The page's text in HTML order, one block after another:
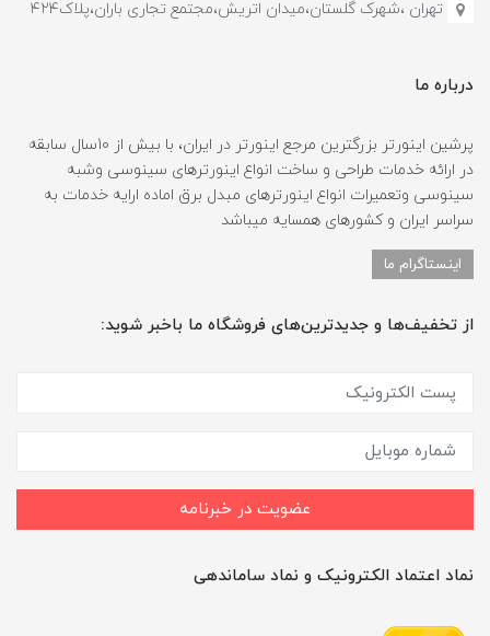
تهران ،شهرک گلستان،میدان اتریش،مجتمع تجاری باران،پلاک۴۲۴
درباره ما
پرشین اینورتر بزرگترین مرجع اینورتر در ایران، با بیش از 10سال سابقه
در ارائه خدمات طراحی و ساخت انواع اینورترهای سینوسی وشبه
سینوسی وتعمیرات انواع اینورترهای مبدل برق اماده ارایه خدمات به
سراسر ایران و کشورهای همسایه میباشد
اینستاگرام ما
از تخفیف‌ها و جدیدترین‌های فروشگاه ما باخبر شوید:
عضویت در خبرنامه
نماد اعتماد الکترونیک و نماد ساماندهی